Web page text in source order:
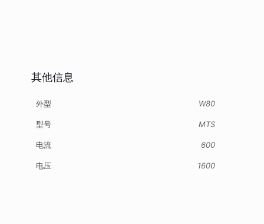
其他信息
外型 W80
型号 MTS
电流 600
电压 1600